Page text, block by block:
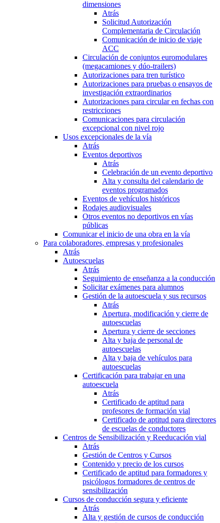
dimensiones
Atrás
Solicitud Autorización
Complementaria de Circulación
Comunicación de inicio de viaje
ACC
Circulación de conjuntos euromodulares
(megacamiones y dúo-trailers)
Autorizaciones para tren turístico
Autorizaciones para pruebas o ensayos de
investigación extraordinarios
Autorizaciones para circular en fechas con
restricciones
Comunicaciones para circulación
excepcional con nivel rojo
Usos excepcionales de la vía
Atrás
Eventos deportivos
Atrás
Celebración de un evento deportivo
Alta y consulta del calendario de
eventos programados
Eventos de vehículos históricos
Rodajes audiovisuales
Otros eventos no deportivos en vías
públicas
Comunicar el inicio de una obra en la vía
Para colaboradores, empresas y profesionales
Atrás
Autoescuelas
Atrás
Seguimiento de enseñanza a la conducción
Solicitar exámenes para alumnos
Gestión de la autoescuela y sus recursos
Atrás
Apertura, modificación y cierre de
autoescuelas
Apertura y cierre de secciones
Alta y baja de personal de
autoescuelas
Alta y baja de vehículos para
autoescuelas
Certificación para trabajar en una
autoescuela
Atrás
Certificado de aptitud para
profesores de formación vial
Certificado de aptitud para directores
de escuelas de conductores
Centros de Sensibilización y Reeducación vial
Atrás
Gestión de Centros y Cursos
Contenido y precio de los cursos
Certificado de aptitud para formadores y
psicólogos formadores de centros de
sensibilización
Cursos de conducción segura y eficiente
Atrás
Alta y gestión de cursos de conducción